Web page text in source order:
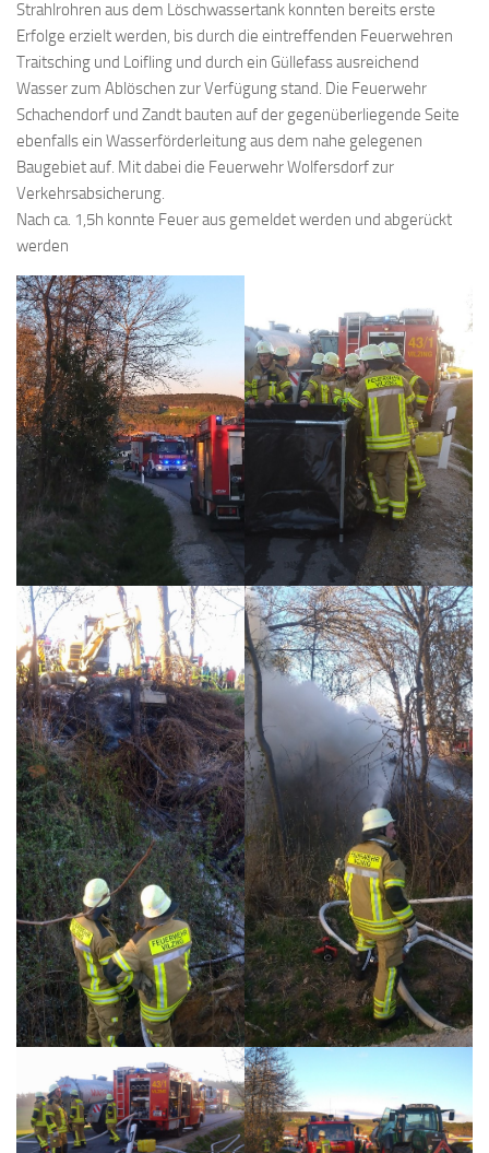
Strahlrohren aus dem Löschwassertank konnten bereits erste
Erfolge erzielt werden, bis durch die eintreffenden Feuerwehren
Traitsching und Loifling und durch ein Güllefass ausreichend
Wasser zum Ablöschen zur Verfügung stand. Die Feuerwehr
Schachendorf und Zandt bauten auf der gegenüberliegende Seite
ebenfalls ein Wasserförderleitung aus dem nahe gelegenen
Baugebiet auf. Mit dabei die Feuerwehr Wolfersdorf zur
Verkehrsabsicherung.
Nach ca. 1,5h konnte Feuer aus gemeldet werden und abgerückt
werden